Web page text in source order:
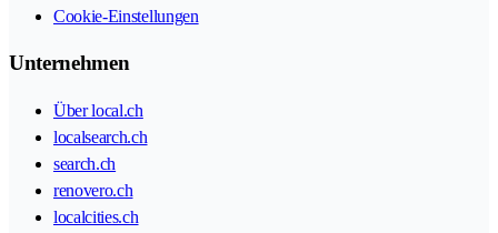
Cookie-Einstellungen
Unternehmen
Über local.ch
localsearch.ch
search.ch
renovero.ch
localcities.ch